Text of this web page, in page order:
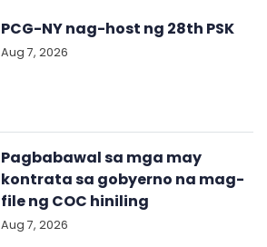
PCG-NY nag-host ng 28th PSK
Aug 7, 2026
Pagbabawal sa mga may
kontrata sa gobyerno na mag-
file ng COC hiniling
Aug 7, 2026